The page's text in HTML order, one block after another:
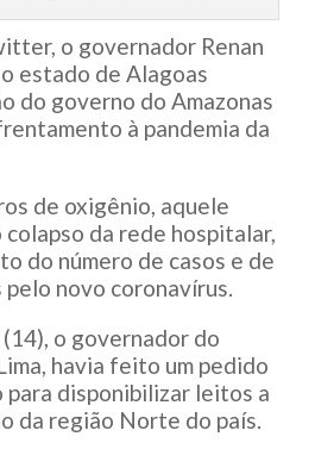
o governador Renan
estado de Alagoas
do governo do Amazonas
à pandemia da
de oxigênio, aquele
da rede hospitalar,
do número de casos e de
novo coronavírus.
o governador do
havia feito um pedido
para disponibilizar leitos a
da região Norte do país.